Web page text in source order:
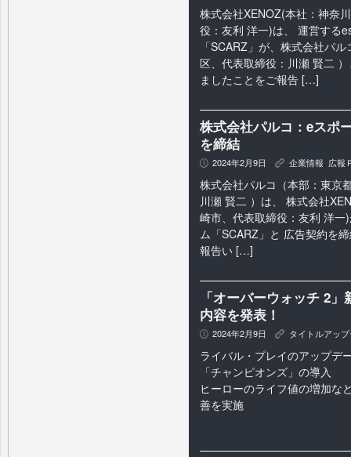
株式会社XENOZ(本社：神奈
役：友利 洋一)は、 運営する
「SCARZ」が、株式会社パ
区、代表取締役：川瀬 賢二
ましたことをご報告 […]
株式会社パルコ：eスポ
を締結
P 2024年2月9日 K 企業情報, 広報
株式会社パルコ（本部：東京
川瀬 賢二 ）は、 株式会社
崎市、代表取締役：友利 洋
ム「SCARZ」と 広告契約を
報告い […]
「オーバーウォッチ 2
内容を発表！
P 2024年2月9日 K タイトルアッ
ライバル・プレイのアップデ
「チャンピオンズ」の導入
ヒーローのライフ値の増加な
善を実施